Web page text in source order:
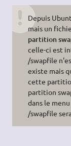
Depuis
mais un
partition
celle-ci est
/swapfile
existe mais
cette
partition
dans le
/swapfile